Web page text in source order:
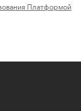
Платформой